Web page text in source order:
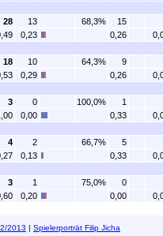
28 13 68,3%
15
0,23 0,26
18 10 64,3%
9
0,29 0,26
3 0 100,0%
1
0,00 0,33
4 2 66,7%
5
0,13 0,33
3 1 75,0%
0
0,20 0,00
2013 | Spielerporträt Filip Jicha